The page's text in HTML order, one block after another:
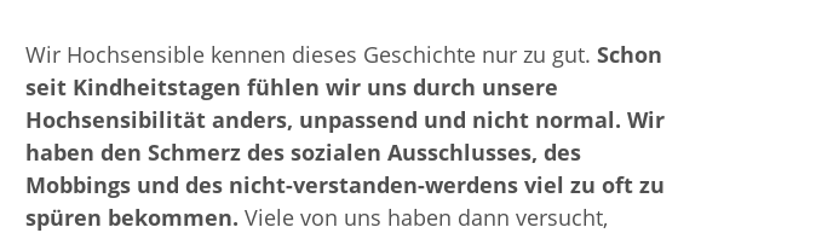
Wir Hochsensible kennen dieses Geschichte nur zu gut. Schon
seit Kindheitstagen fühlen wir uns durch unsere
Hochsensibilität anders, unpassend und nicht normal. Wir
haben den Schmerz des sozialen Ausschlusses, des
Mobbings und des nicht-verstanden-werdens viel zu oft zu
spüren bekommen. Viele von uns haben dann versucht,